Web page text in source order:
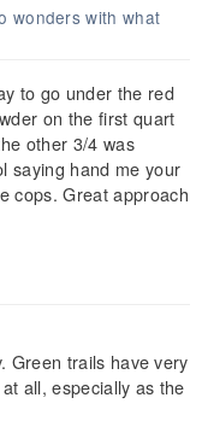
wonders with what
to go under the red
on the first quart
other 3/4 was
saying hand me your
cops. Great approach
Green trails have very
all, especially as the